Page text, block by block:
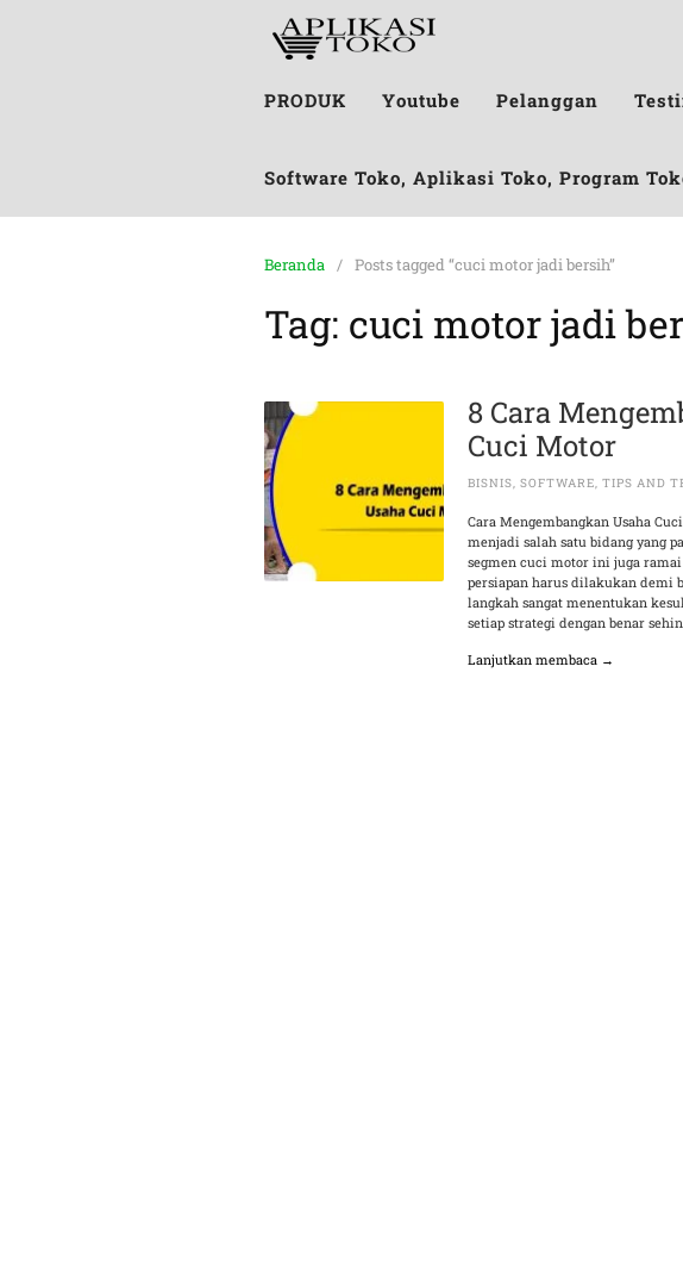
PRODUK Youtube Pelanggan
Software Toko, Aplikasi Toko, Program
Beranda Posts tagged “cuci motor jadi bersih”
Tag: cuci motor jadi
8 Cara
Cuci Motor
BISNIS,SOFTWARE,TIPS AND
Cara Mengembangkan Usaha
menjadi salah satu bidang yang
segmen cuci motor ini juga
persiapan harus dilakukan demi
langkah sangat menentukan
setiap strategi dengan benar
Lanjutkan membaca →